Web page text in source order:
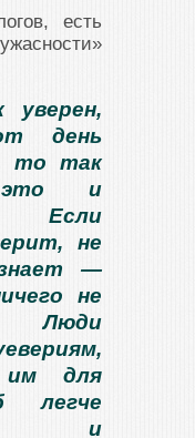
есть
уверен,
день
то так
и
Если
не
—
не
Люди
для
легче
и